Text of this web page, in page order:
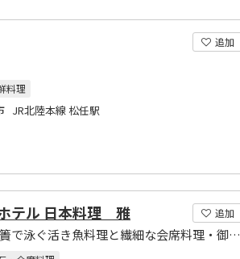
追加
料理
JR北陸本線 松任駅
追加
テル 日本料理 雅
日本海、瀬戸内海産の生簀で泳ぐ活き魚料理と繊細な会席料理・御膳をお楽しみください